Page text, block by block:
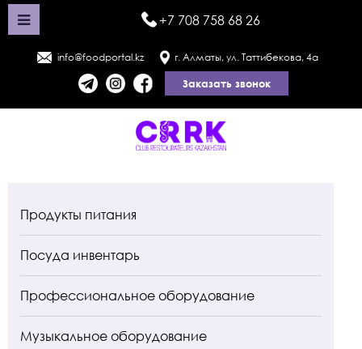
+7 708 758 68 26
info@foodportal.kz г. Алматы, ул. Таттибекова, 4а
Заказать звонок
Продукты питания
Посуда инвентарь
Профессиональное оборудование
Музыкальное оборудование